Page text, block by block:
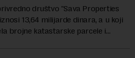
društvo "Sava Properties
13,64 milijarde dinara, a u koji
brojne katastarske parcele i